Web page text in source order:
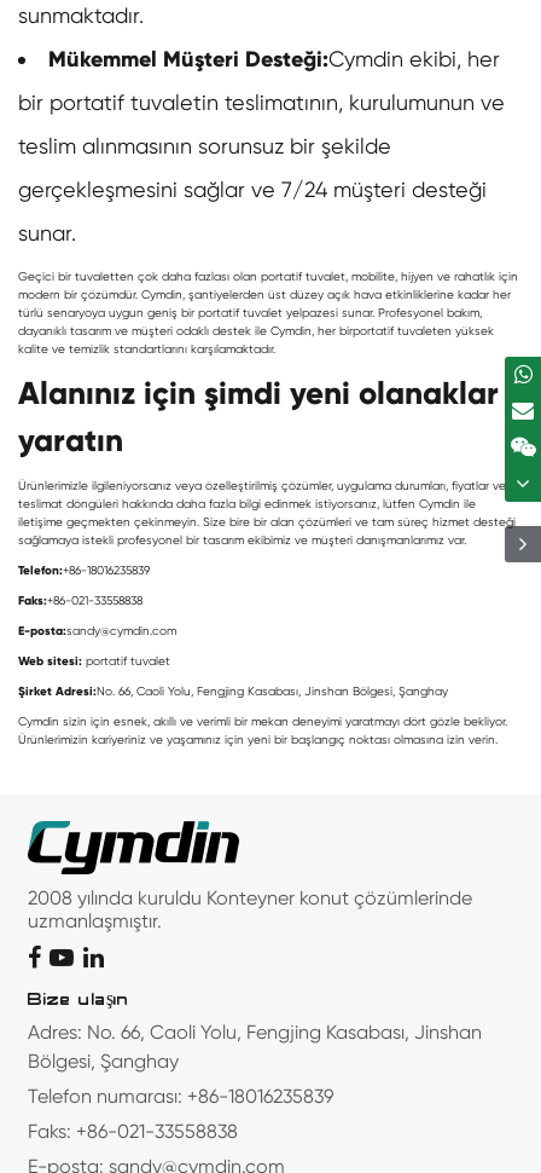
sunmaktadır.
Mükemmel Müşteri Desteği:Cymdin ekibi, her
bir portatif tuvaletin teslimatının, kurulumunun ve
teslim alınmasının sorunsuz bir şekilde
gerçekleşmesini sağlar ve 7/24 müşteri desteği
sunar.
Geçici bir tuvaletten çok daha fazlası olan portatif tuvalet, mobilite, hijyen ve rahatlık için
modern bir çözümdür. Cymdin, şantiyelerden üst düzey açık hava etkinliklerine kadar her
türlü senaryoya uygun geniş bir portatif tuvalet yelpazesi sunar. Profesyonel bakım,
dayanıklı tasarım ve müşteri odaklı destek ile Cymdin, her birportatif tuvaleten yüksek
kalite ve temizlik standartlarını karşılamaktadır.
Alanınız için şimdi yeni olanaklar
yaratın
Ürünlerimizle ilgileniyorsanız veya özelleştirilmiş çözümler, uygulama durumları, fiyatlar ve
teslimat döngüleri hakkında daha fazla bilgi edinmek istiyorsanız, lütfen Cymdin ile
iletişime geçmekten çekinmeyin. Size bire bir alan çözümleri ve tam süreç hizmet desteği
sağlamaya istekli profesyonel bir tasarım ekibimiz ve müşteri danışmanlarımız var.
Telefon:+86-18016235839
Faks:+86-021-33558838
E-posta:sandy@cymdin.com
Web sitesi: portatif tuvalet
Şirket Adresi:No. 66, Caoli Yolu, Fengjing Kasabası, Jinshan Bölgesi, Şanghay
Cymdin sizin için esnek, akıllı ve verimli bir mekan deneyimi yaratmayı dört gözle bekliyor.
Ürünlerimizin kariyeriniz ve yaşamınız için yeni bir başlangıç noktası olmasına izin verin.
2008 yılında kuruldu Konteyner konut çözümlerinde
uzmanlaşmıştır.
Bize ulaşın
Adres: No. 66, Caoli Yolu, Fengjing Kasabası, Jinshan
Bölgesi, Şanghay
Telefon numarası: +86-18016235839
Faks: +86-021-33558838
E-posta: sandy@cymdin.com